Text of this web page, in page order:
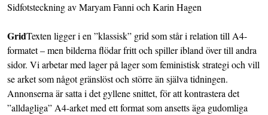
Sidfotsteckning av Maryam Fanni och Karin Hagen
GridTexten ligger i en ”klassisk” grid som står i relation till A4-
formatet – men bilderna flödar fritt och spiller ibland över till andra
sidor. Vi arbetar med lager på lager som feministisk strategi och vill
se arket som något gränslöst och större än själva tidningen.
Annonserna är satta i det gyllene snittet, för att kontrastera det
”alldagliga” A4-arket med ett format som ansetts äga gudomliga